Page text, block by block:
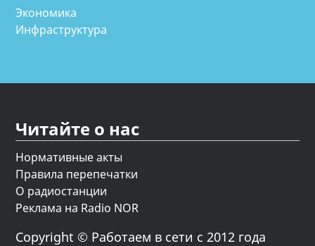
Экономика
Инфраструктура
Читайте о нас
Нормативные акты
Правила перепечатки
О радиостанции
Реклама на Radio NOR
Copyright © Работаем в сети с 2012 года